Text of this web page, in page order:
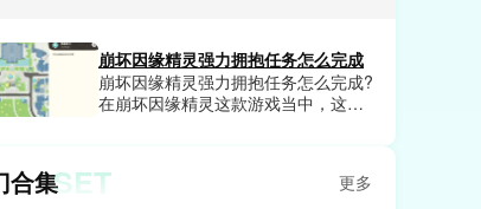
帽任务完成技巧。
性是非常不错的，并且融合了超多元
素。今天小编就和大家分享一下元梦
之星奇迹之岛钓鱼玩法攻略，喜欢元
崩坏因缘精灵强力拥抱任务怎么完成
崩坏因缘精灵强力拥抱任务怎么完成?
在崩坏因缘精灵这款游戏当中，这款
的奖励。其中强力拥抱任务非常的受
合集SET 更多